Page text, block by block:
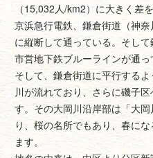
（15,032人/km2）に大きく差
京浜急行電鉄、鎌倉街道（神
に縦断して通っている。そし
市営地下鉄ブルーラインが通っ
そして、鎌倉街道に平行する
川が流れており、さらに磯子
す。その大岡川沿岸部は「大
り、桜の名所でもあり、春に
ます。